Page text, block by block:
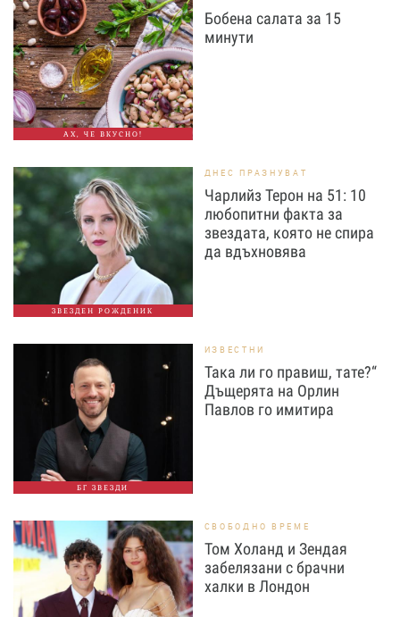
АХ, ЧЕ ВКУСНО!
Бобена салата за 15
минути
ЗВЕЗДЕН РОЖДЕНИК
ДНЕС ПРАЗНУВАТ
Чарлийз Терон на 51: 10
любопитни факта за
звездата, която не спира
да вдъхновява
БГ ЗВЕЗДИ
ИЗВЕСТНИ
Така ли го правиш, тате?“
Дъщерята на Орлин
Павлов го имитира
СВОБОДНО ВРЕМЕ
Том Холанд и Зендая
забелязани с брачни
халки в Лондон